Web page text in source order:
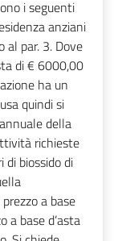
i seguenti
anziani
al par. 3. Dove
di € 6000,00
ha un
quindi si
della
richieste
biossido di
a base
a base d’asta